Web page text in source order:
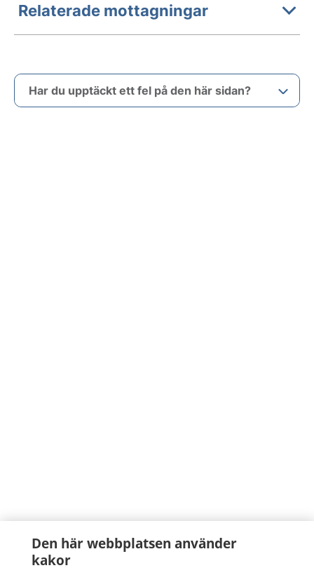
Relaterade mottagningar
Har du upptäckt ett fel på den här sidan?
Den här webbplatsen använder
kakor